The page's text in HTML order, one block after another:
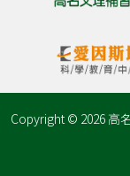
Copyright © 2026 高